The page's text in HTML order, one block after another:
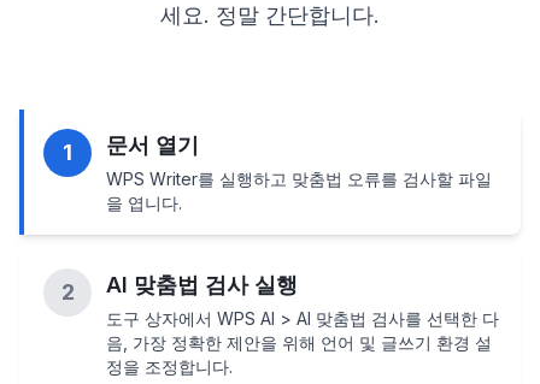
세요. 정말 간단합니다.
1 문서 열기
WPS Writer를 실행하고 맞춤법 오류를 검사할 파일
을 엽니다.
2 AI 맞춤법 검사 실행
도구 상자에서 WPS AI > AI 맞춤법 검사를 선택한 다
음, 가장 정확한 제안을 위해 언어 및 글쓰기 환경 설
정을 조정합니다.